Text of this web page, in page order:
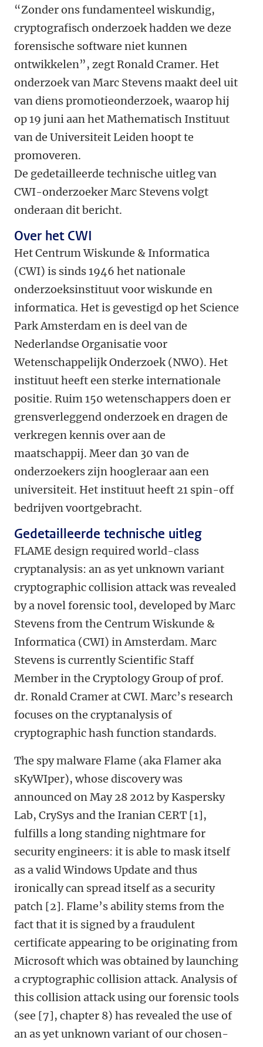
“Zonder ons fundamenteel wiskundig,
cryptografisch onderzoek hadden we deze
forensische software niet kunnen
ontwikkelen”, zegt Ronald Cramer. Het
onderzoek van Marc Stevens maakt deel uit
van diens promotieonderzoek, waarop hij
op 19 juni aan het Mathematisch Instituut
van de Universiteit Leiden hoopt te
promoveren.
De gedetailleerde technische uitleg van
CWI-onderzoeker Marc Stevens volgt
onderaan dit bericht.
Over het CWI
Het Centrum Wiskunde & Informatica
(CWI) is sinds 1946 het nationale
onderzoeksinstituut voor wiskunde en
informatica. Het is gevestigd op het Science
Park Amsterdam en is deel van de
Nederlandse Organisatie voor
Wetenschappelijk Onderzoek (NWO). Het
instituut heeft een sterke internationale
positie. Ruim 150 wetenschappers doen er
grensverleggend onderzoek en dragen de
verkregen kennis over aan de
maatschappij. Meer dan 30 van de
onderzoekers zijn hoogleraar aan een
universiteit. Het instituut heeft 21 spin-off
bedrijven voortgebracht.
Gedetailleerde technische uitleg
FLAME design required world-class
cryptanalysis: an as yet unknown variant
cryptographic collision attack was revealed
by a novel forensic tool, developed by Marc
Stevens from the Centrum Wiskunde &
Informatica (CWI) in Amsterdam. Marc
Stevens is currently Scientific Staff
Member in the Cryptology Group of prof.
dr. Ronald Cramer at CWI. Marc’s research
focuses on the cryptanalysis of
cryptographic hash function standards.
The spy malware Flame (aka Flamer aka
sKyWIper), whose discovery was
announced on May 28 2012 by Kaspersky
Lab, CrySys and the Iranian CERT [1],
fulfills a long standing nightmare for
security engineers: it is able to mask itself
as a valid Windows Update and thus
ironically can spread itself as a security
patch [2]. Flame’s ability stems from the
fact that it is signed by a fraudulent
certificate appearing to be originating from
Microsoft which was obtained by launching
a cryptographic collision attack. Analysis of
this collision attack using our forensic tools
(see [7], chapter 8) has revealed the use of
an as yet unknown variant of our chosen-